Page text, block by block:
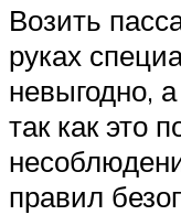
Возить
руках
невыгодно,
так как это
правил